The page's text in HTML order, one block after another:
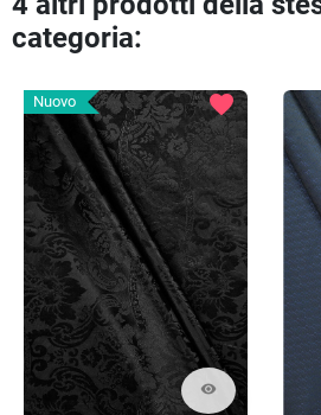
categoria:
Nuovo
visibility
favorite